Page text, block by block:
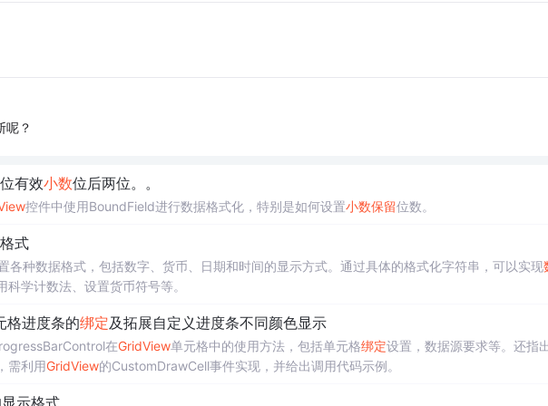
呢？
位有效小数位后两位。。
控件中使用BoundField进行数据格式化，特别是如何设置小数保留位数。
式
各种数据格式，包括数字、货币、日期和时间的显示方式。通过具体的格式化字符串，可以实现
科学计数法、设置货币符号等。
进度条的绑定及拓展自定义进度条不同颜色显示
在GridView单元格中的使用方法，包括单元格绑定设置，数据源要求等。还指
需利用GridView的CustomDrawCell事件实现，并给出调用代码示例。
示格式